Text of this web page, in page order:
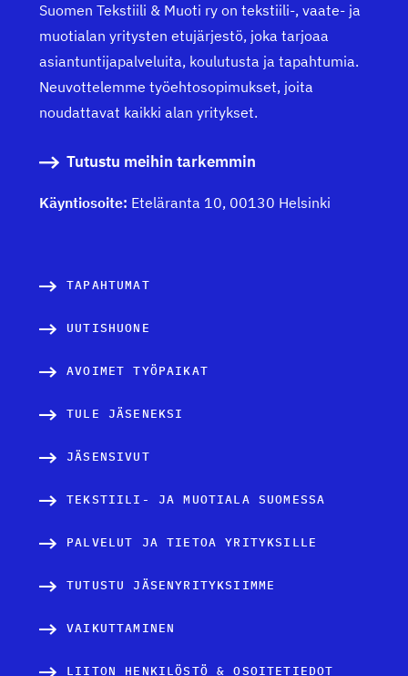
Suomen Tekstiili & Muoti ry on tekstiili-, vaate- ja
muotialan yritysten etujärjestö, joka tarjoaa
asiantuntijapalveluita, koulutusta ja tapahtumia.
Neuvottelemme työehtosopimukset, joita
noudattavat kaikki alan yritykset.
Tutustu meihin tarkemmin
Käyntiosoite: Eteläranta 10, 00130 Helsinki
TAPAHTUMAT
UUTISHUONE
AVOIMET TYÖPAIKAT
TULE JÄSENEKSI
JÄSENSIVUT
TEKSTIILI- JA MUOTIALA SUOMESSA
PALVELUT JA TIETOA YRITYKSILLE
TUTUSTU JÄSENYRITYKSIIMME
VAIKUTTAMINEN
LIITON HENKILÖSTÖ & OSOITETIEDOT